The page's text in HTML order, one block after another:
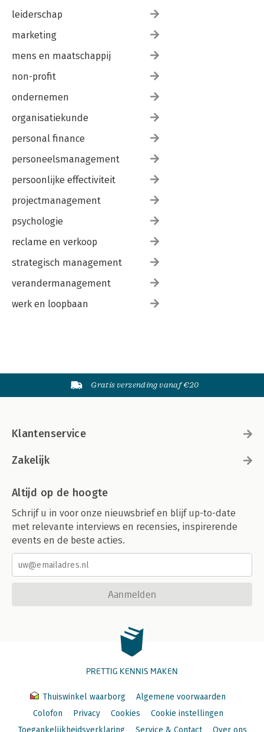
leiderschap
marketing
mens en maatschappij
non-profit
ondernemen
organisatiekunde
personal finance
personeelsmanagement
persoonlijke effectiviteit
projectmanagement
psychologie
reclame en verkoop
strategisch management
verandermanagement
werk en loopbaan
Gratis verzending vanaf €20
Klantenservice
Zakelijk
Altijd op de hoogte
Schrijf u in voor onze nieuwsbrief en blijf up-to-date
met relevante interviews en recensies, inspirerende
events en de beste acties.
Aanmelden
PRETTIG KENNIS MAKEN
Thuiswinkel waarborg
Algemene voorwaarden
Colofon
Privacy Cookies
Cookie instellingen
Toegankelijkheidsverklaring
Service & Contact Over ons